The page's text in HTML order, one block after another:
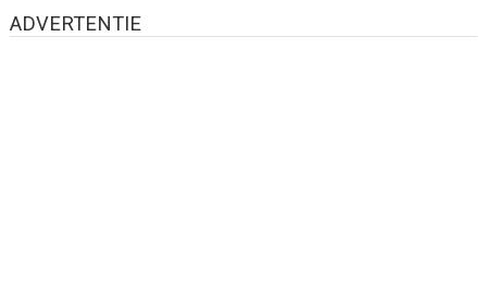
ADVERTENTIE